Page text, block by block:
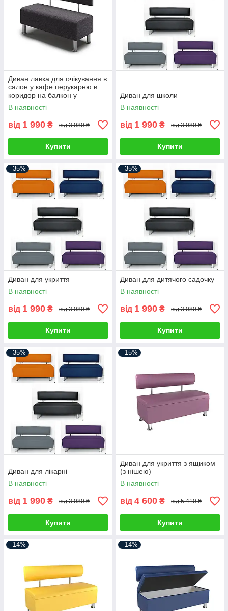
Диван лавка для очікування в
салон у кафе перукарню в
коридор на балкон у
передпокій офіс
В наявності
від 1 990 ₴ від 3 080 ₴
Купити
Диван для школи
В наявності
від 1 990 ₴ від 3 080 ₴
Купити
–35%
Диван для укриття
В наявності
від 1 990 ₴ від 3 080 ₴
Купити
–35%
Диван для дитячого садочку
В наявності
від 1 990 ₴ від 3 080 ₴
Купити
–35%
Диван для лікарні
В наявності
від 1 990 ₴ від 3 080 ₴
Купити
–15%
Диван для укриття з ящиком
(з нішею)
В наявності
від 4 600 ₴ від 5 410 ₴
Купити
–14% –14%